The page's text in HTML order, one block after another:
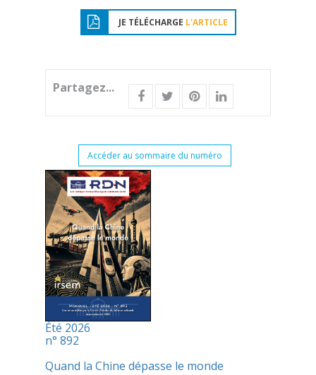
JE TÉLÉCHARGE L'ARTICLE
Partagez...
Accéder au sommaire du numéro
Été 2026
n° 892
Quand la Chine dépasse le monde